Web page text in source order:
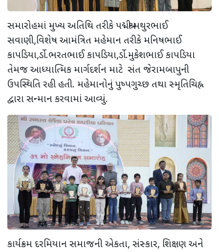
સમારોહમાં મુખ્ય અતિથિ તરીકે પદ્મશ્રી મથુરભાઈ
સવાણી,વિશેષ આમંત્રિત મહેમાન તરીકે મનિષભાઈ
કાપડિયા,ર્ડો.ભરતભાઈ કાપડિયા,ર્ડો.મુકેશભાઈ કાપડિયા
તેમજ આધ્યાત્મિક માર્ગદર્શન માટે સંત જેરામબાપુની
ઉપસ્થિતિ રહી હતી. મહેમાનોનું પુષ્પગુચ્છ તથા સ્મૃતિચિહ્ન
દ્વારા સન્માન કરવામાં આવ્યું.
કાર્યક્રમ દરમિયાન સમાજની એકતા, સંસ્કાર, શિક્ષણ અને